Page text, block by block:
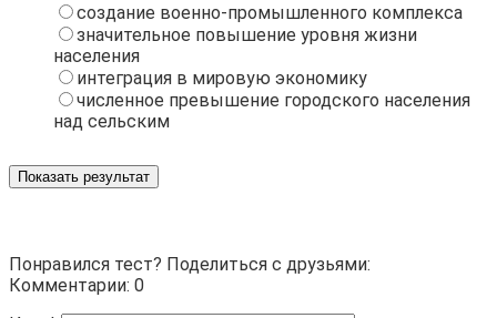
создание военно-промышленного комплекса
значительное повышение уровня жизни
населения
интеграция в мировую экономику
численное превышение городского населения
над сельским
Показать результат
Понравился тест? Поделиться с друзьями:
Комментарии: 0